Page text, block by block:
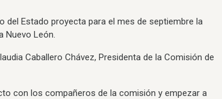
del Estado proyecta para el mes de septiembre la
Nuevo León.
Caballero Chávez, Presidenta de la Comisión de
con los compañeros de la comisión y empezar a